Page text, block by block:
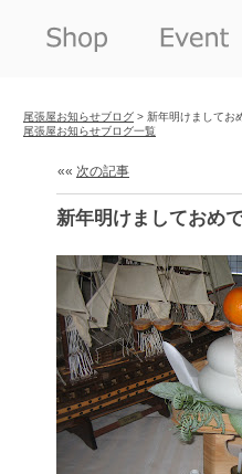
尾張屋お知らせブログ > 新年明けましてお
尾張屋お知らせブログ一覧
«« 次の記事
新年明けましておめ